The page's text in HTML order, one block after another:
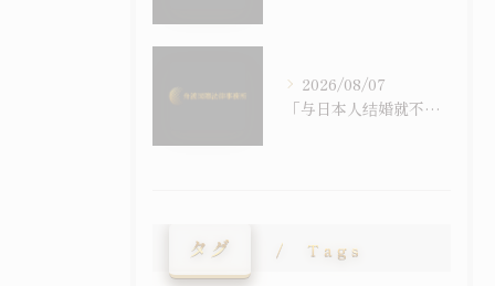
2026/08/07
「与日本人结婚就不会被强制遣返」之误解｜配偶在留资格与退去强制事由之关系
タグ Tags